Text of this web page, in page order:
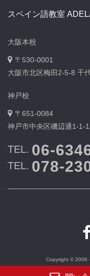
スペイン語教室
大阪本校
〒530-0001
大阪市北区梅田2-5-8 千
神戸校
〒651-0084
神戸市中央区磯辺通1-1-
TEL. 06-
TEL. 078-
Copyright © 2006